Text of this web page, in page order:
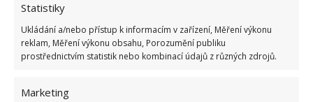
Statistiky
Ukládání a/nebo přístup k informacím v zařízení, Měření výkonu
reklam, Měření výkonu obsahu, Porozumění publiku
prostřednictvím statistik nebo kombinací údajů z různých zdrojů.
Marketing
Po použití otvírák vždycky dobře očistěte, aby na
něm nezůstávaly zbytky jídla. To by vedlo k tvorbě